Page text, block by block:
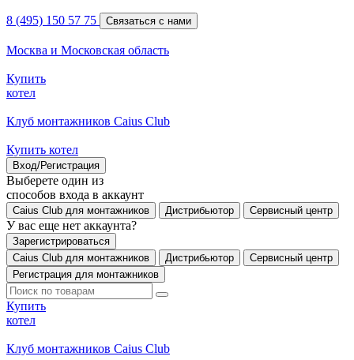
8 (495) 150 57 75 Связаться с нами
Москва и Московская область
Купить
котел
Клуб монтажников Caius Club
Купить котел
Вход/Регистрация
Выберете один из
способов входа в аккаунт
Caius Club для монтажников Дистрибьютор Сервисный центр
У вас еще нет аккаунта?
Зарегистрироваться
Caius Club для монтажников
Дистрибьютор
Сервисный центр
Регистрация для монтажников
Купить
котел
Клуб монтажников Caius Club